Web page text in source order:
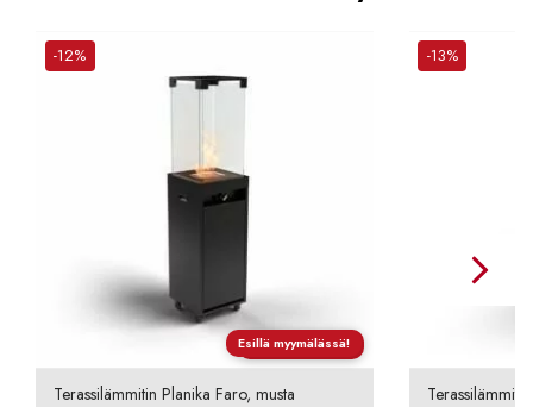
Ilmainen toimitus
Esillä myymälässä!
-12%
Terassilämmitin Planika Faro, musta
-13%